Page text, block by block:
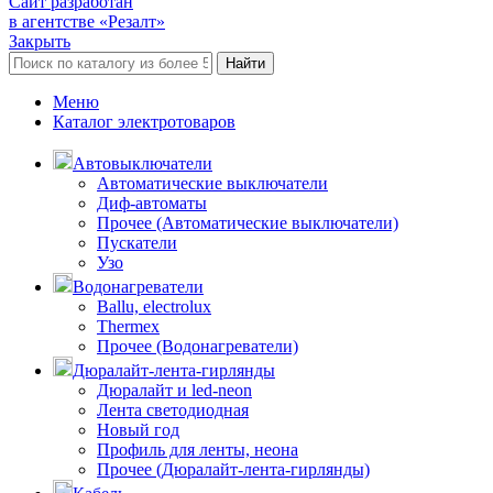
в агентстве «Резалт»
Закрыть
Найти
Меню
Каталог электротоваров
Автовыключатели
Автоматические выключатели
Диф-автоматы
Прочее (Автоматические выключатели)
Пускатели
Узо
Водонагреватели
Ballu, electrolux
Thermex
Прочее (Водонагреватели)
Дюралайт-лента-гирлянды
Дюралайт и led-neon
Лента светодиодная
Новый год
Профиль для ленты, неона
Прочее (Дюралайт-лента-гирлянды)